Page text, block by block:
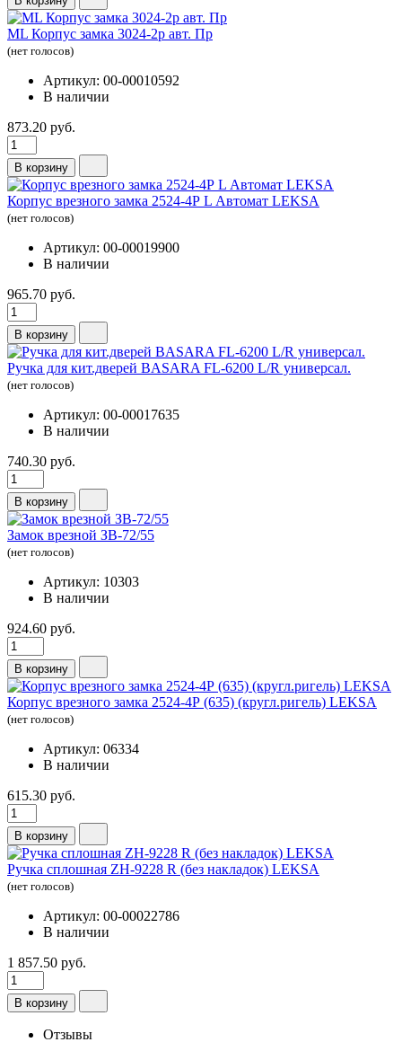
ML Корпус замка 3024-2р авт. Пр
(нет голосов)
Артикул: 00-00010592
В наличии
873.20 руб.
В корзину
Корпус врезного замка 2524-4Р L Автомат LEKSA
(нет голосов)
Артикул: 00-00019900
В наличии
965.70 руб.
В корзину
Ручка для кит.дверей BASARA FL-6200 L/R универсал.
(нет голосов)
Артикул: 00-00017635
В наличии
740.30 руб.
В корзину
Замок врезной ЗВ-72/55
(нет голосов)
Артикул: 10303
В наличии
924.60 руб.
В корзину
Корпус врезного замка 2524-4Р (635) (кругл.ригель) LEKSA
(нет голосов)
Артикул: 06334
В наличии
615.30 руб.
В корзину
Ручка сплошная ZH-9228 R (без накладок) LEKSA
(нет голосов)
Артикул: 00-00022786
В наличии
1 857.50 руб.
В корзину
Отзывы